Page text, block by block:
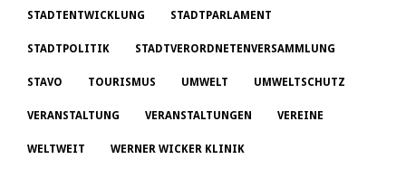
STADTENTWICKLUNG STADTPARLAMENT
STADTPOLITIK STADTVERORDNETENVERSAMMLUNG
STAVO TOURISMUS UMWELT UMWELTSCHUTZ
VERANSTALTUNG VERANSTALTUNGEN VEREINE
WELTWEIT WERNER WICKER KLINIK